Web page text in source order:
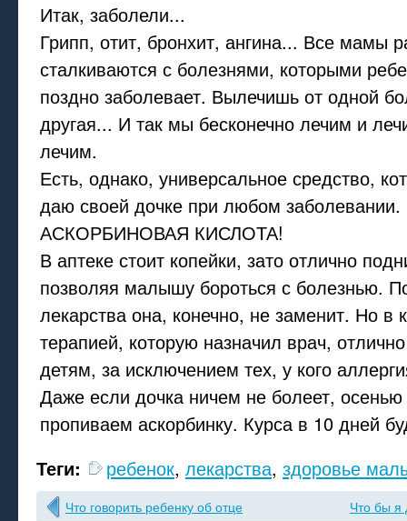
Итак, заболели...
Грипп, отит, бронхит, ангина... Все мамы
сталкиваются с болезнями, которыми
поздно заболевает. Вылечишь от одной
другая... И так мы бесконечно лечим и
лечим.
Есть, однако, универсальное средство,
даю своей дочке при любом заболевании.
АСКОРБИНОВАЯ КИСЛОТА!
В аптеке стоит копейки, зато отлично
позволяя малышу бороться с болезнью.
лекарства она, конечно, не заменит. Но в
терапией, которую назначил врач,
детям, за исключением тех, у кого
Даже если дочка ничем не болеет, осенью
пропиваем аскорбинку. Курса в 10 дней
Теги:
ребенок, лекарства, здоровье
Что говорить ребенку об отце Что бы я